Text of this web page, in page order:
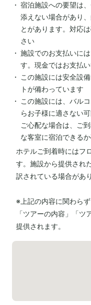
宿泊施設への要望は
添えない場合があり
とがあります。対応
さい
施設でのお支払いに
す。現金ではお支払
この施設には安全設
トが備わっています
この施設には、バル
らお子様に適さない
ご心配な場合は、ご
な客室に宿泊できる
ホテルご到着時にはフ
す。施設から提供され
訳されている場合があ
※上記の内容に関わら
「ツアーの内容」「
提供されます。